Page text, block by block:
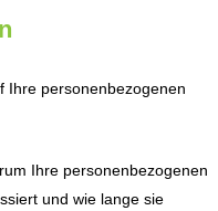
Ihre personenbezogenen
Ihre personenbezogenen
und wie lange sie